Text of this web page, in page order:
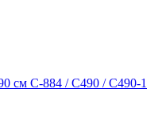
см С-884 / С490 / С490-1